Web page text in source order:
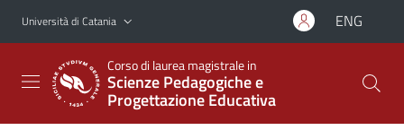
Vai al contenuto principale
Vai al menu di navigazione
Università di Catania ENG
Corso di laurea magistrale in
Scienze Pedagogiche e
Progettazione Educativa